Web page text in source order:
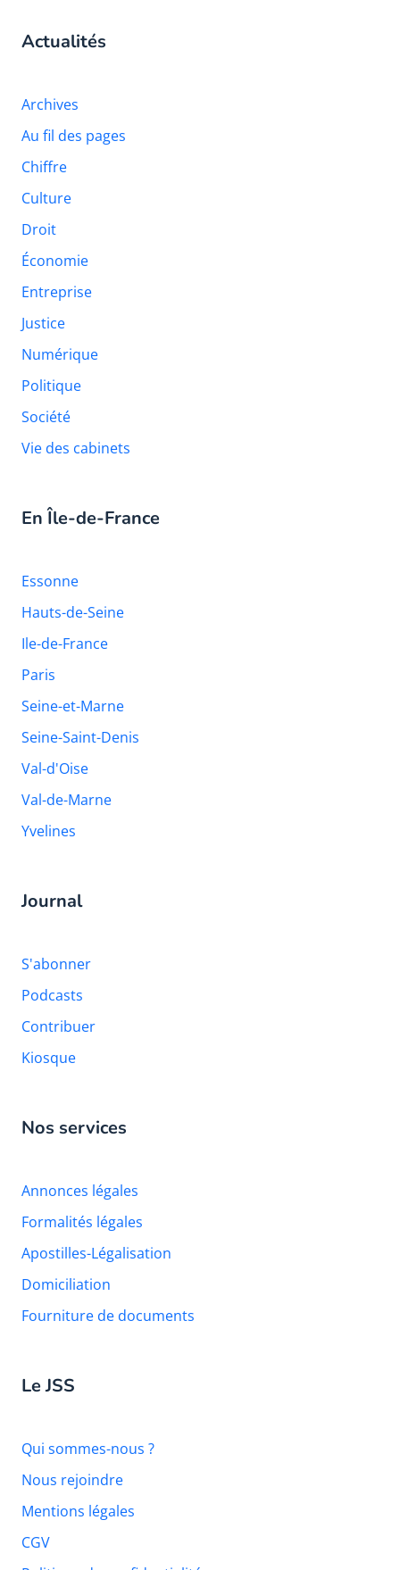
Actualités
Archives
Au fil des pages
Chiffre
Culture
Droit
Économie
Entreprise
Justice
Numérique
Politique
Société
Vie des cabinets
En Île-de-France
Essonne
Hauts-de-Seine
Ile-de-France
Paris
Seine-et-Marne
Seine-Saint-Denis
Val-d'Oise
Val-de-Marne
Yvelines
Journal
S'abonner
Podcasts
Contribuer
Kiosque
Nos services
Annonces légales
Formalités légales
Apostilles-Légalisation
Domiciliation
Fourniture de documents
Le JSS
Qui sommes-nous ?
Nous rejoindre
Mentions légales
CGV